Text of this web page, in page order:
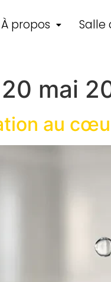
À propos Salle
20 mai
au